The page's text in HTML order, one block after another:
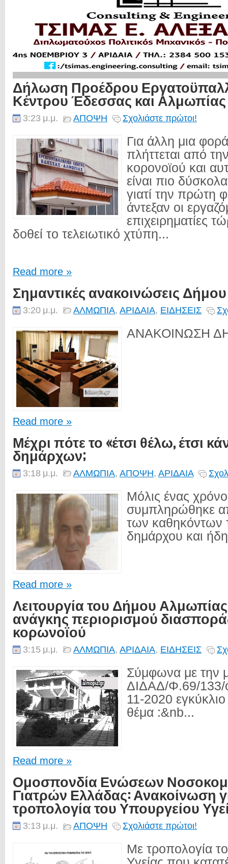
Δήλωση Προέδρου
Κέντρου Έδεσσας και Αλμωπίας
3:23 μ.μ. ΑΠΟΨΗ Σχολιάστε πρώτοι!
Για άλλη μια
πλήττεται από
κορονοϊού και
είναι πιο
γιατί την πρώτη
άντεξαν οι
επιχειρηματίες
δοθεί το τελειωτικό χτύπη...
Read more »
Σημαντικές ανακοινώσεις
3:20 μ.μ. ΑΛΜΩΠΙΑ, ΑΡΙΔΑΙΑ, ΕΙΔΗΣΕΙΣ
ΑΝΑΚΟΙΝΩΣΗ
Read more »
Μέχρι πότε το «έτσι θέλω, έτσι
δημάρχων;
3:18 μ.μ. ΑΛΜΩΠΙΑ, ΑΠΟΨΗ, ΑΡΙΔΑΙΑ
Μόλις ένας
συμπληρώθηκε
των καθηκόντων
δημάρχου και
Read more »
Λειτουργία του Δήμου
ανάγκης περιορισμού
κορωνοϊού
3:15 μ.μ. ΑΛΜΩΠΙΑ, ΑΡΙΔΑΙΑ, ΕΙΔΗΣΕΙΣ
Σύμφωνα με την
ΔΙΔΑΔ/Φ.69/133/
11-2020
θέμα :&nb...
Read more »
Ομοσπονδία Ενώσεων
Γιατρών Ελλάδας: Ανακοίνωση
τροπολογία του Υπουργείου
3:13 μ.μ. ΑΠΟΨΗ Σχολιάστε πρώτοι!
Με τροπολογία